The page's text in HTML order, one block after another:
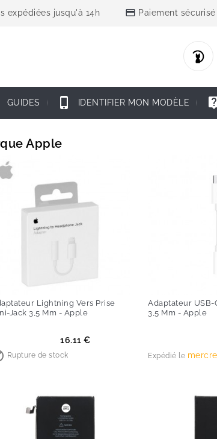
expédiées jusqu'à 14h credit_card Paiement sécurisé
GUIDES phone_iphone IDENTIFIER MON MODÈLE
Apple
Lightning Vers Prise
Jack 3,5 Mm - Apple
16.11 €
Rupture de stock
Adaptateur USB-
3,5 Mm - Apple
Expédié le